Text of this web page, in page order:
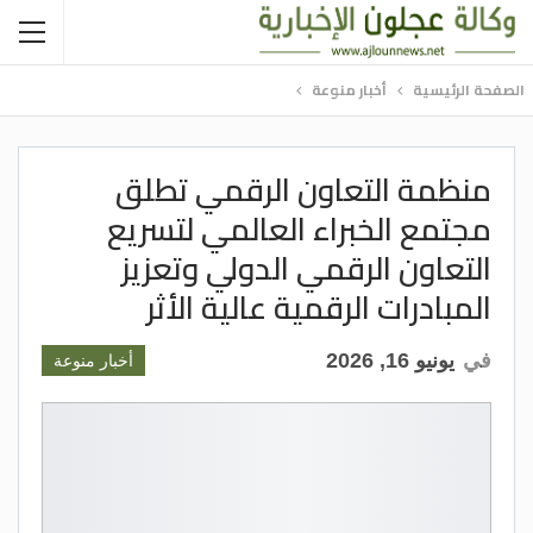
الصفحة الرئيسية أخبار منوعة
منظمة التعاون الرقمي تطلق
مجتمع الخبراء العالمي لتسريع
التعاون الرقمي الدولي وتعزيز
المبادرات الرقمية عالية الأثر
أخبار منوعة في يونيو 16, 2026